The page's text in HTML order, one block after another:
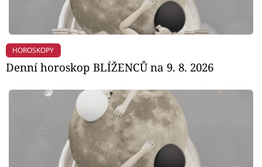
HOROSKOPY
Denní horoskop BLÍŽENCŮ na 9. 8. 2026